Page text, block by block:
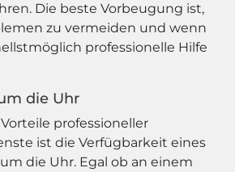
Die beste Vorbeugung ist,
zu vermeiden und wenn
professionelle Hilfe
die Uhr
professioneller
ist die Verfügbarkeit eines
die Uhr. Egal ob an einem